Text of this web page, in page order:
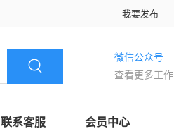
我要发布
微信公众号
查看更多工作
联系客服 会员中心